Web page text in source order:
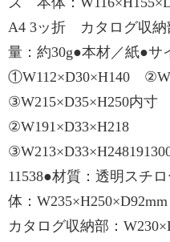
A4 3ッ折 カタログ収納
量：約30g●本材／紙●
①W112×D30×H140
③W215×D35×H250内
②W191×D33×H218
11538●材質：透明スチ
体：
カタログ収納部：